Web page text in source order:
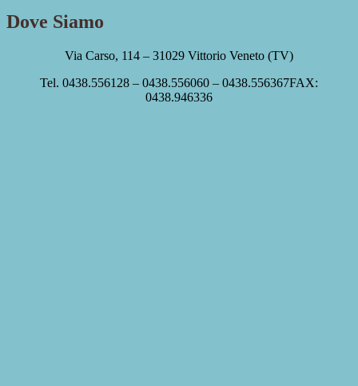
Dove Siamo
Via Carso, 114 – 31029 Vittorio Veneto (TV)
Tel. 0438.556128 – 0438.556060 – 0438.556367FAX:
0438.946336